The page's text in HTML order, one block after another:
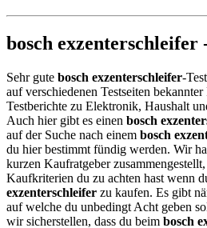
bosch
Sehr gute bosch exzenterschleifer-
auf verschiedenen Testseiten
Testberichte zu Elektronik, Haushalt
Auch hier gibt es einen bosch
auf der Suche nach einem bosch
du hier bestimmt fündig werden. Wir
kurzen Kaufratgeber
Kaufkriterien du zu achten hast wenn
exzenterschleifer zu kaufen. Es gibt
auf welche du unbedingt Acht geben
wir sicherstellen, dass du beim bosch